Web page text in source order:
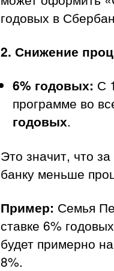
годовых в
2. Снижение
6% годовых: С
программе во
годовых.
Это значит, что
банку меньше
Пример: Семья
ставке 6%
будет примерно
8%.